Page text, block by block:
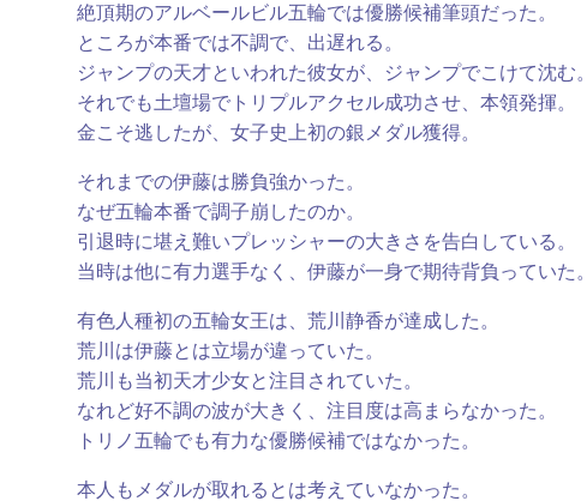
絶頂期のアルベールビル五輪では優勝候補筆頭だった。
ところが本番では不調で、出遅れる。
ジャンプの天才といわれた彼女が、ジャンプでこけて沈む。
それでも土壇場でトリプルアクセル成功させ、本領発揮。
金こそ逃したが、女子史上初の銀メダル獲得。
それまでの伊藤は勝負強かった。
なぜ五輪本番で調子崩したのか。
引退時に堪え難いプレッシャーの大きさを告白している。
当時は他に有力選手なく、伊藤が一身で期待背負っていた。
有色人種初の五輪女王は、荒川静香が達成した。
荒川は伊藤とは立場が違っていた。
荒川も当初天才少女と注目されていた。
なれど好不調の波が大きく、注目度は高まらなかった。
トリノ五輪でも有力な優勝候補ではなかった。
本人もメダルが取れるとは考えていなかった。